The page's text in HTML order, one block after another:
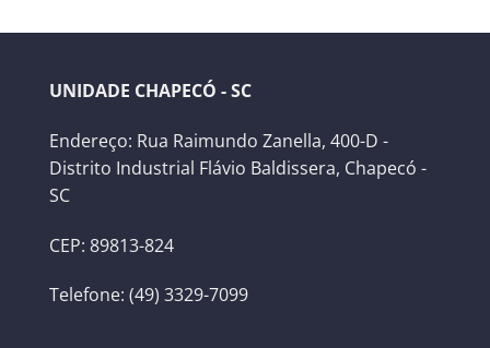
UNIDADE CHAPECÓ - SC
Endereço: Rua Raimundo Zanella, 400-D -
Distrito Industrial Flávio Baldissera, Chapecó -
SC
CEP: 89813-824
Telefone: (49) 3329-7099